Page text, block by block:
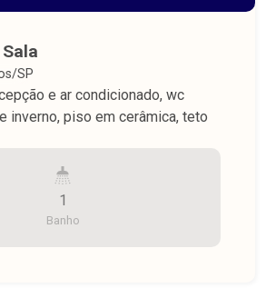
SP
e ar condicionado, wc
inverno, piso em cerâmica, teto
1
Banho